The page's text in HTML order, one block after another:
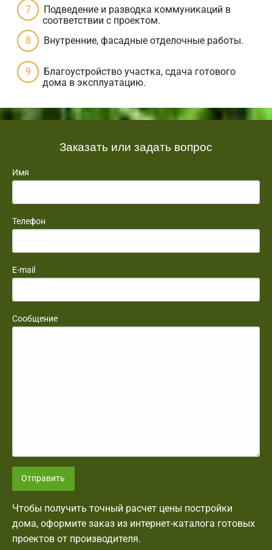
Подведение и разводка коммуникаций в
соответствии с проектом.
Внутренние, фасадные отделочные работы.
Благоустройство участка, сдача готового
дома в эксплуатацию.
Заказать или задать вопрос
Имя
Телефон
E-mail
Сообщение
Отправить
Чтобы получить точный расчет цены постройки
дома, оформите заказ из интернет-каталога готовых
проектов от производителя.